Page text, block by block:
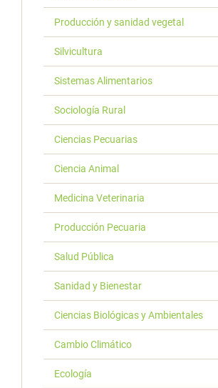
Producción y sanidad vegetal
Silvicultura
Sistemas Alimentarios
Sociología Rural
Ciencias Pecuarias
Ciencia Animal
Medicina Veterinaria
Producción Pecuaria
Salud Pública
Sanidad y Bienestar
Ciencias Biológicas y Ambientales
Cambio Climático
Ecología